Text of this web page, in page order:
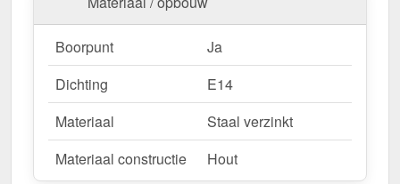
Boorpunt
Ja
Dichting
E14
Materiaal
Staal verzinkt
Materiaal constructie
Hout